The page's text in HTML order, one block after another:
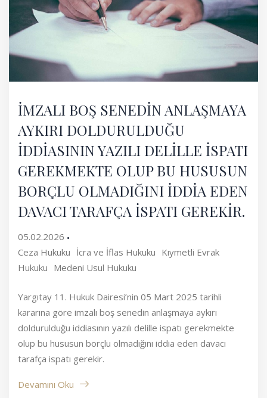
İMZALI BOŞ SENEDİN ANLAŞMAYA
AYKIRI DOLDURULDUĞU
İDDİASININ YAZILI DELİLLE İSPATI
GEREKMEKTE OLUP BU HUSUSUN
BORÇLU OLMADIĞINI İDDİA EDEN
DAVACI TARAFÇA İSPATI GEREKİR.
05.02.2026
Ceza Hukuku İcra ve İflas Hukuku Kıymetli Evrak
Hukuku Medeni Usul Hukuku
Yargıtay 11. Hukuk Dairesi’nin 05 Mart 2025 tarihli
kararına göre imzalı boş senedin anlaşmaya aykırı
doldurulduğu iddiasının yazılı delille ispatı gerekmekte
olup bu hususun borçlu olmadığını iddia eden davacı
tarafça ispatı gerekir.
Devamını Oku